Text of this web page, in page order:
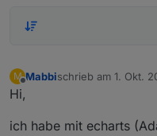
M Mabbischrieb am 1. Okt.
zuletzt editiert von
Hi,
ich habe mit echarts